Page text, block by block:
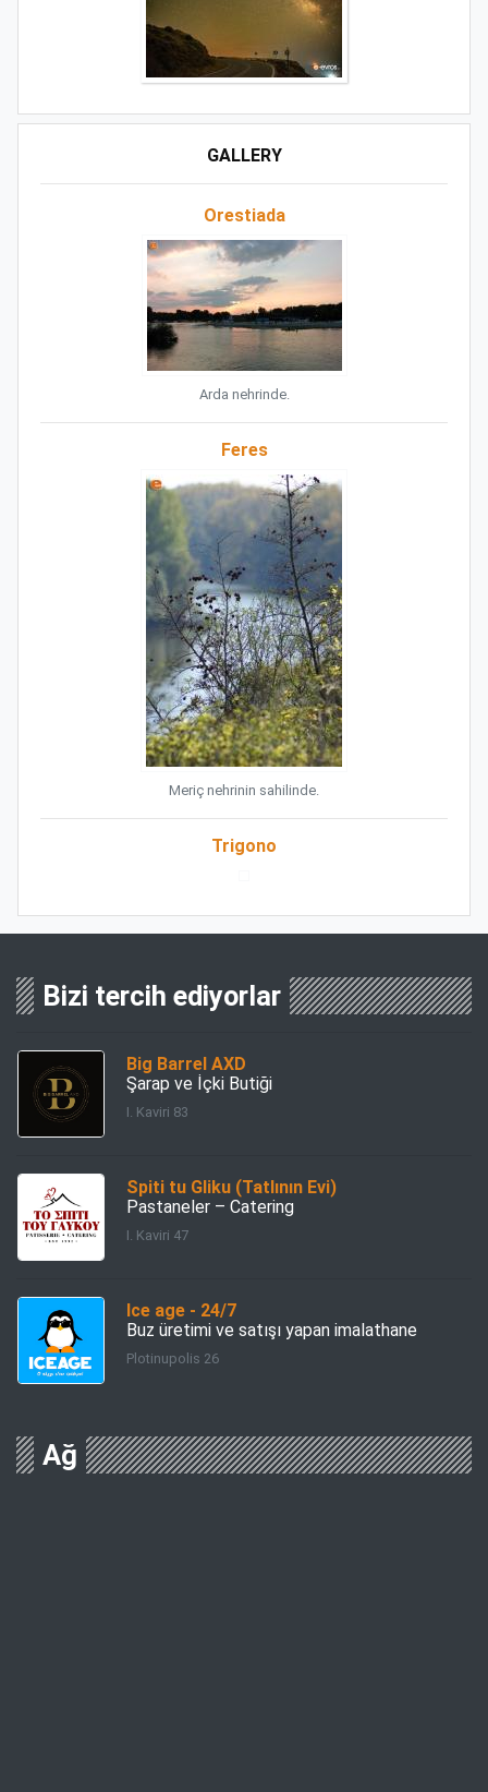
GALLERY
Orestiada
Arda nehrinde.
Feres
Meriç nehrinin sahilinde.
Trigono
Bizi tercih ediyorlar
Big Barrel AXD
Şarap ve İçki Butiği
I. Kaviri 83
Spiti tu Gliku (Tatlının Evi)
Pastaneler – Catering
I. Kaviri 47
Ice age - 24/7
Buz üretimi ve satışı yapan imalathane
Plotinupolis 26
Ağ